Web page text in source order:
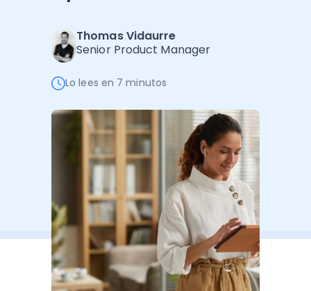
Administración Empresarial
Ver todo
Software Factura y Administración
Autores
Thomas Vidaurre
Senior Product Manager
Lo lees en 7 minutos